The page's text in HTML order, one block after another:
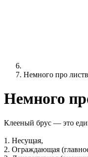
Немного про
Немного
Клееный брус — это
1. Несущая,
2. Ограждающая